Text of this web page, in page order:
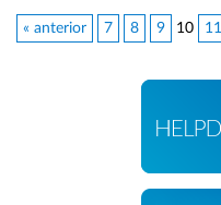
« anterior 7 8 9 10 11